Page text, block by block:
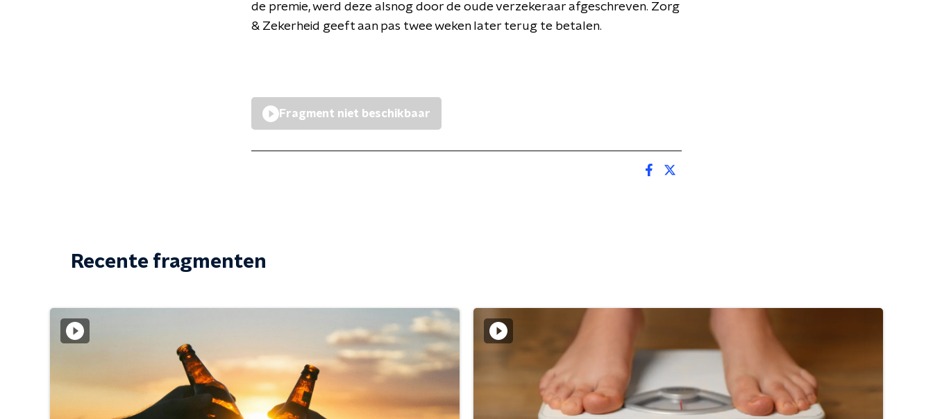
de premie, werd deze alsnog door de oude verzekeraar afgeschreven. Zorg
& Zekerheid geeft aan pas twee weken later terug te betalen.
Fragment niet beschikbaar
Recente fragmenten